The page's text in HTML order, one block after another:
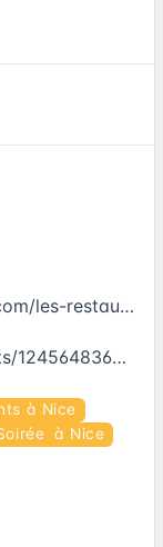
http://www.hotel-negresco-nice.com/les-restaurants/le-bar
https://www.facebook.com/events/1245648365498854
à Nice
à Nice